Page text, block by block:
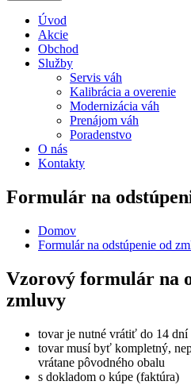
Úvod
Akcie
Obchod
Služby
Servis váh
Kalibrácia a overenie
Modernizácia váh
Prenájom váh
Poradenstvo
O nás
Kontakty
Formulár na
Domov
Formulár na odstúpenie od
Vzorový formulár na
zmluvy
tovar je nutné vrátiť do 14 dní
tovar musí byť kompletný,
vrátane pôvodného obalu
s dokladom o kúpe (faktúra)